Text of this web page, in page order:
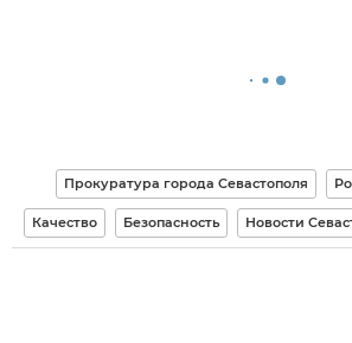
Прокуратура города Севастополя
Качество Безопасность Новости